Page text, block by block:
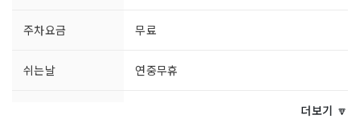
주차요금 무료
쉬는날 연중무휴
- 평일 12:00~23:00- 토요일 10:00~23:
더보기 🔽